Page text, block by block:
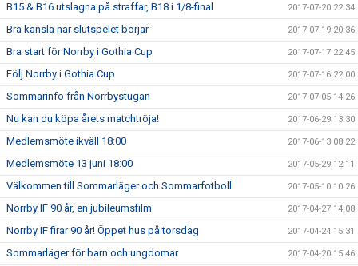
B15 & B16 utslagna på straffar, B18 i 1/8-final 2017-07-20 22:34
Bra känsla när slutspelet börjar 2017-07-19 20:36
Bra start för Norrby i Gothia Cup 2017-07-17 22:45
Följ Norrby i Gothia Cup 2017-07-16 22:00
Sommarinfo från Norrbystugan 2017-07-05 14:26
Nu kan du köpa årets matchtröja! 2017-06-29 13:30
Medlemsmöte ikväll 18:00 2017-06-13 08:22
Medlemsmöte 13 juni 18:00 2017-05-29 12:11
Välkommen till Sommarläger och Sommarfotboll 2017-05-10 10:26
Norrby IF 90 år, en jubileumsfilm 2017-04-27 14:08
Norrby IF firar 90 år! Öppet hus på torsdag 2017-04-24 15:31
Sommarläger för barn och ungdomar 2017-04-20 15:46